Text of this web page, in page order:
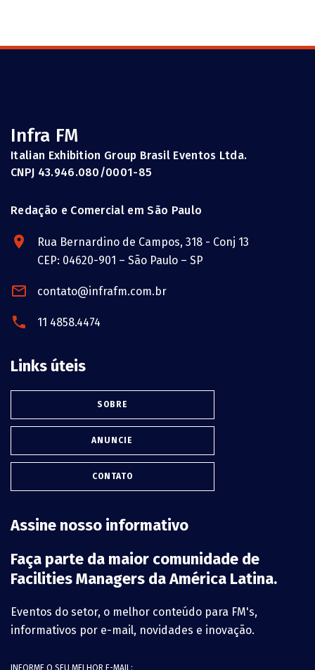
Infra FM
Italian Exhibition Group Brasil Eventos Ltda.
CNPJ 43.946.080/0001-85
Redação e Comercial em São Paulo
Rua Bernardino de Campos, 318 - Conj 13
CEP: 04620-901 – São Paulo – SP
contato@infrafm.com.br
11 4858.4474
Links úteis
SOBRE
ANUNCIE
CONTATO
Assine nosso informativo
Faça parte da maior comunidade de
Facilities Managers da América Latina.
Eventos do setor, o melhor conteúdo para FM's,
informativos por e-mail, novidades e inovação.
INFORME O SEU MELHOR E-MAIL: